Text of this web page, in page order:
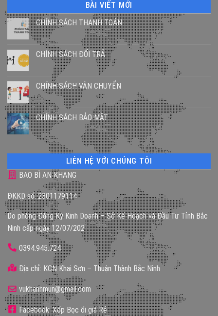
BÀI VIẾT MỚI
CHÍNH SÁCH THANH TOÁN
CHÍNH SÁCH ĐỔI TRẢ
CHÍNH SÁCH VẬN CHUYỂN
CHÍNH SÁCH BẢO MẬT
LIÊN HỆ VỚI CHÚNG TÔI
BAO BÌ AN KHANG
ĐKKD số: 2301179114
Do phòng Đăng Ký Kinh Doanh – Sở Kế Hoạch và Đầu Tư Tỉnh Bắc
Ninh cấp ngày 12/07/202
0394.945.724
Địa chỉ: KCN Khai Sơn – Thuận Thành Bắc Ninh
vukhanhmun@gmail.com
Facebook: Xốp Bọc ổi giá Rẻ